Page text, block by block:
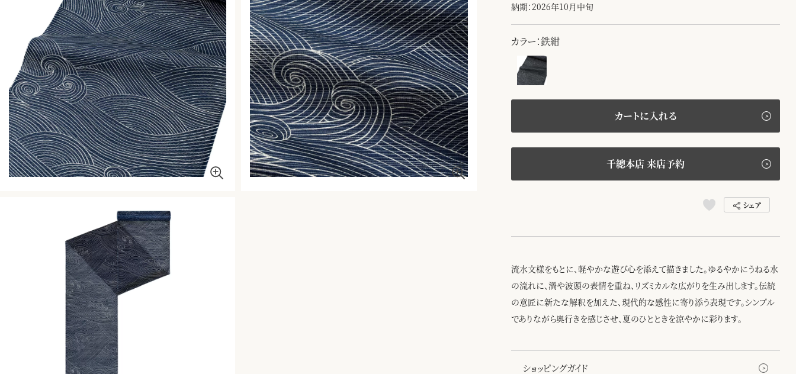
納期：2026年10月中旬
カラー：鉄紺
カートに入れる
千總本店 来店予約
シェア
流水文様をもとに、軽やかな遊び心を添えて描きました。ゆるやかにうねる水
の流れに、渦や波頭の表情を重ね、リズミカルな広がりを生み出します。伝統
の意匠に新たな解釈を加えた、現代的な感性に寄り添う表現です。シンプル
でありながら奥行きを感じさせ、夏のひとときを涼やかに彩ります。
ショッピングガイド